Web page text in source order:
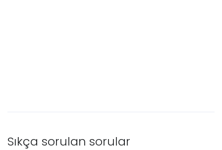
Sıkça sorulan sorular